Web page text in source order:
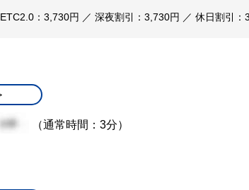
：3,730円 ／ 深夜割引：3,730円 ／ 休日割引
（通常時間：3分）